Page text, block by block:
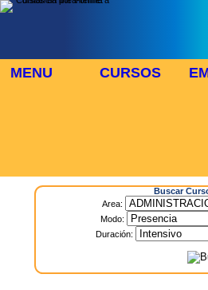
MENU CURSOS
Buscar
Area:
Modo:
Duración: